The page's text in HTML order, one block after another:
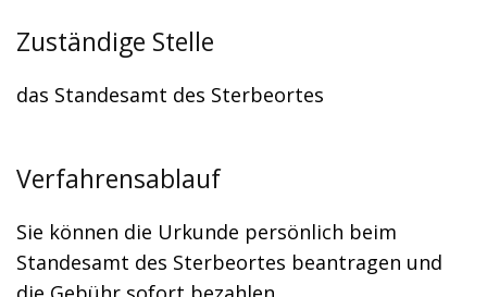
Zuständige Stelle
das Standesamt des Sterbeortes
Verfahrensablauf
Sie können die Urkunde persönlich beim
Standesamt des Sterbeortes beantragen und